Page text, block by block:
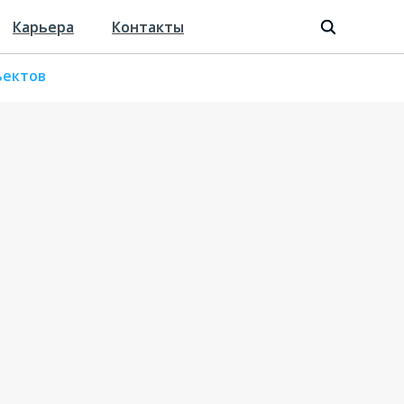
Карьера Контакты
Карьера Контакты